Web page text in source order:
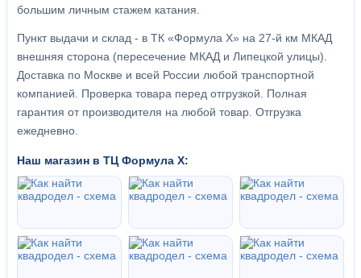
большим личным стажем катания.
Пункт выдачи и склад - в ТК «Формула X» на 27-й км МКАД
внешняя сторона (пересечение МКАД и Липецкой улицы).
Доставка по Москве и всей России любой транспортной
компанией. Проверка товара перед отгрузкой. Полная
гарантия от производителя на любой товар. Отгрузка
ежедневно.
Наш магазин в ТЦ Формула Х: